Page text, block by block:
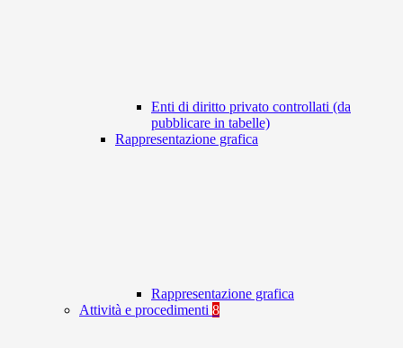
Enti di diritto privato controllati (da
pubblicare in tabelle)
Rappresentazione grafica
Rappresentazione grafica
Attività e procedimenti 8